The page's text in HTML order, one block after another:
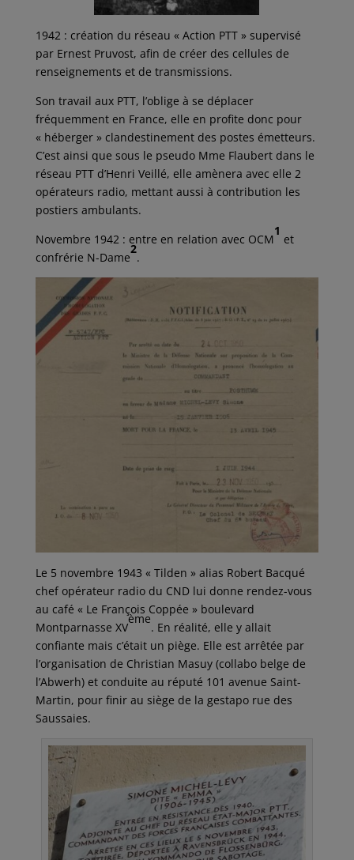
1942 : création du réseau « Action PTT » supervisé
par Ernest Pruvost, afin de créer des cellules de
renseignements et de transmissions.
Son travail aux PTT, l’oblige à se déplacer
fréquemment en France, elle en profite donc pour
« héberger » clandestinement des postes émetteurs.
C’est ainsi que sous le pseudo Mme Flaubert dans le
réseau PTT d’Henri Veillé, elle amènera avec elle 2
opérateurs radio, mettant aussi à contribution les
postiers ambulants.
Novembre 1942 : entre en relation avec OCM
1
et
confrérie N-Dame
2
.
Le 5 novembre 1943 « Tilden » alias Robert Bacqué
chef opérateur radio du CND lui donne rendez-vous
au café « Le François Coppée » boulevard
Montparnasse XV
ème
. En réalité, elle y allait
confiante mais c’était un piège. Elle est arrêtée par
l’organisation de Christian Masuy (collabo belge de
l’Abwerh) et conduite au réputé 101 avenue Saint-
Martin, pour finir au siège de la gestapo rue des
Saussaies.